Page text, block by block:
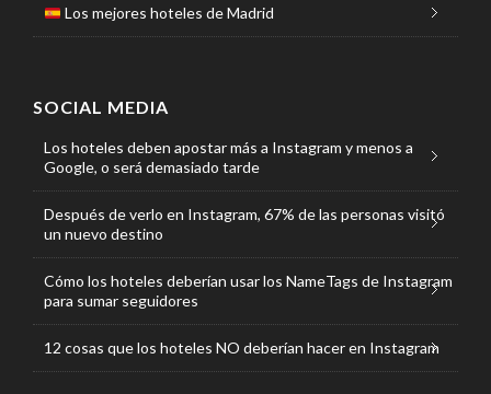
Los mejores hoteles de Madrid
SOCIAL MEDIA
Los hoteles deben apostar más a Instagram y menos a
Google, o será demasiado tarde
Después de verlo en Instagram, 67% de las personas visitó
un nuevo destino
Cómo los hoteles deberían usar los NameTags de Instagram
para sumar seguidores
12 cosas que los hoteles NO deberían hacer en Instagram